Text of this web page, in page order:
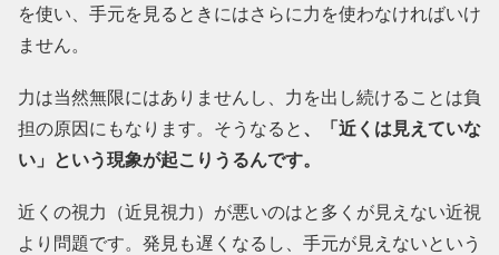
を使い、手元を見るときにはさらに力を使わなければいけ
ません。
力は当然無限にはありませんし、力を出し続けることは負
担の原因にもなります。そうなると 、「近くは見えていな
い」という現象が起こりうるんです。
近くの視力（近見視力）が悪いのはと多くが見えない近視
より問題です。発見も遅くなるし、手元が見えないという